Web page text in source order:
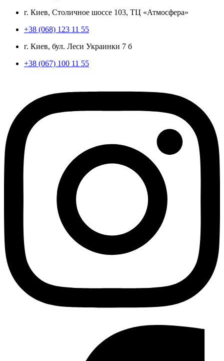
г. Киев, Столичное шоссе 103, ТЦ «Атмосфера»
+38 (068) 123 11 55
г. Киев, бул. Леси Украинки 7 б
+38 (067) 100 11 55